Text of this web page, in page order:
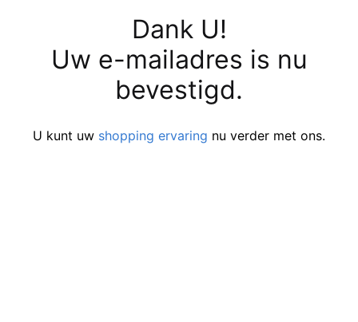
Dank U!
Uw e-mailadres is nu
bevestigd.
U kunt uw shopping ervaring nu verder met ons.